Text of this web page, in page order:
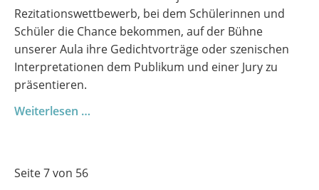
Rezitationswettbewerb, bei dem Schülerinnen und
Schüler die Chance bekommen, auf der Bühne
unserer Aula ihre Gedichtvorträge oder szenischen
Interpretationen dem Publikum und einer Jury zu
präsentieren.
Weiterlesen …
Seite 7 von 56